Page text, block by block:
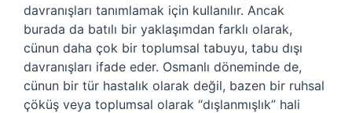
davranışları tanımlamak için kullanılır. Ancak
burada da batılı bir yaklaşımdan farklı olarak,
cünun daha çok bir toplumsal tabuyu, tabu dışı
davranışları ifade eder. Osmanlı döneminde de,
cünun bir tür hastalık olarak değil, bazen bir ruhsal
çöküş veya toplumsal olarak “dışlanmışlık” hali